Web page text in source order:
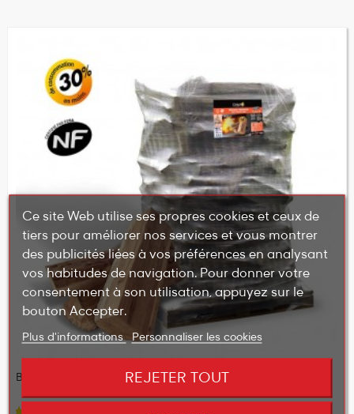
Bûches de bois Crépito® Premium - 30 cm
Ce site Web utilise ses propres cookies et ceux de
tiers pour améliorer nos services et vous montrer
des publicités liées à vos préférences en analysant
vos habitudes de navigation. Pour donner votre
consentement à son utilisation, appuyez sur le
bouton Accepter.
Plus d'informations Personnaliser les cookies
REJETER TOUT